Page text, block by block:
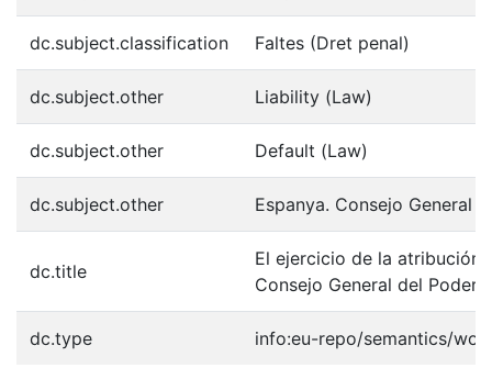
dc.subject.classification Faltes (Dret penal)
dc.subject.other Liability (Law)
dc.subject.other Default (Law)
dc.subject.other Espanya. Consejo General
dc.title
El ejercicio de la atribución
Consejo General del Poder
dc.type info:eu-repo/semantics/